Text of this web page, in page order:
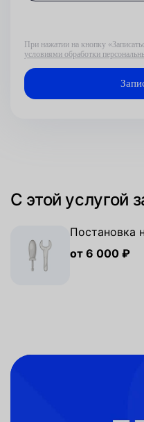
При нажатии на кнопку
условиями обработки
С этой услугой
Постановка
от 6 000 ₽